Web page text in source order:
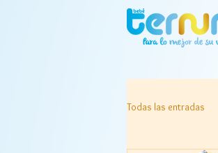
Todas las entradas